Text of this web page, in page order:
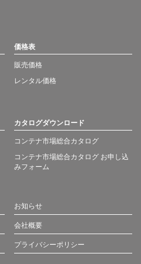
価格表
販売価格
レンタル価格
カタログダウンロード
コンテナ市場総合カタログ
コンテナ市場総合カタログ お申し込
みフォーム
お知らせ
会社概要
プライバシーポリシー